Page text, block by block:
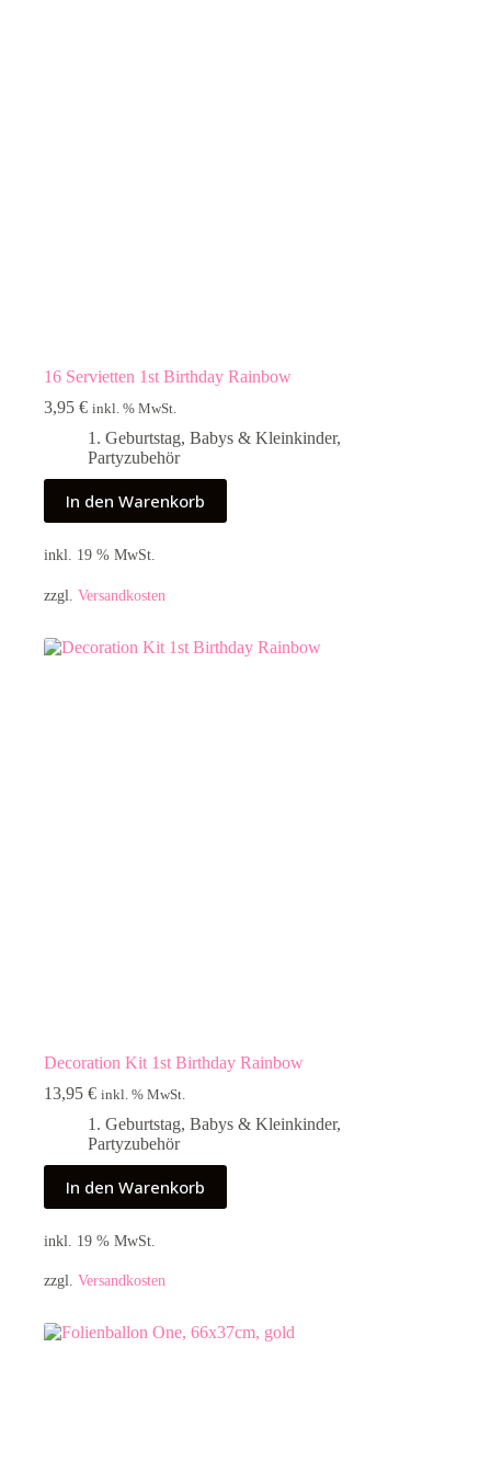
16 Servietten 1st Birthday Rainbow
3,95 € inkl. % MwSt.
1. Geburtstag, Babys & Kleinkinder,
Partyzubehör
In den Warenkorb
inkl. 19 % MwSt.
zzgl. Versandkosten
Decoration Kit 1st Birthday Rainbow
13,95 € inkl. % MwSt.
1. Geburtstag, Babys & Kleinkinder,
Partyzubehör
In den Warenkorb
inkl. 19 % MwSt.
zzgl. Versandkosten